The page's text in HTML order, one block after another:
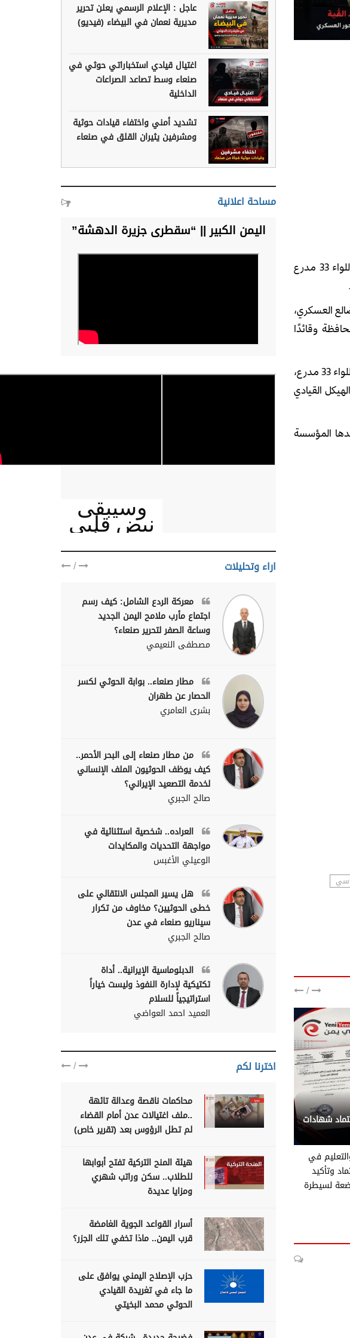
أصدر رئيس مجلس القيادة الرئاسي قرارًا بتعيين العميد وجدي عبدالباقي صالح حسن الزُبيدي قائدًا للواء 33 مدرع
العسكري،
وقائدًا
كما نص القرار الرئاسي، الموقع بتاريخ 11 مايو، على تعيين العقيد أحمد علي صالح عوض رئيسًا لأركان اللواء 33 مدرع،
القيادي
المؤسسة
/
شهادات
في
وتأكيد
لسيطرة
عاجل : الإعلام الرسمي يعلن تحرير
مديرية نعمان في البيضاء (فيديو)
اغتيال قيادي استخباراتي حوثي في
صنعاء وسط تصاعد الصراعات
الداخلية
تشديد أمني واختفاء قيادات حوثية
ومشرفين يثيران القلق في صنعاء
مساحة اعلانية
اليمن الكبير || “سقطرى جزيرة الدهشة”
وسيبقى
نبض قلبي
يمنيا
اراء وتحليلات /
معركة الردع الشامل: كيف رسم
اجتماع مأرب ملامح اليمن الجديد
وساعة الصفر لتحرير صنعاء؟
مصطفى النعيمي
مطار صنعاء.. بوابة الحوثي لكسر
الحصار عن طهران
بشرى العامري
من مطار صنعاء إلى البحر الأحمر..
كيف يوظف الحوثيون الملف الإنساني
لخدمة التصعيد الإيراني؟
صالح الجبري
العراده.. شخصية استثنائية في
مواجهة التحديات والمكايدات
الوعيلي الأغبس
هل يسير المجلس الانتقالي على
خطى الحوثيين؟ مخاوف من تكرار
سيناريو صنعاء في عدن
صالح الجبري
الدبلوماسية الإيرانية.. أداة
تكتيكية لإدارة النفوذ وليست خياراً
استراتيجياً للسلام
العميد احمد العواضي
اخترنا لكم /
محاكمات ناقصة وعدالة تائهة
..ملف اغتيالات عدن أمام القضاء
لم تطل الرؤوس بعد (تقرير خاص)
هيئة المنح التركية تفتح أبوابها
للطلاب.. سكن وراتب شهري
ومزايا عديدة
أسرار القواعد الجوية الغامضة
قرب اليمن.. ماذا تخفي تلك الجزر؟
حزب الإصلاح اليمني يوافق على
ما جاء في تغريدة القيادي
الحوثي محمد البخيتي